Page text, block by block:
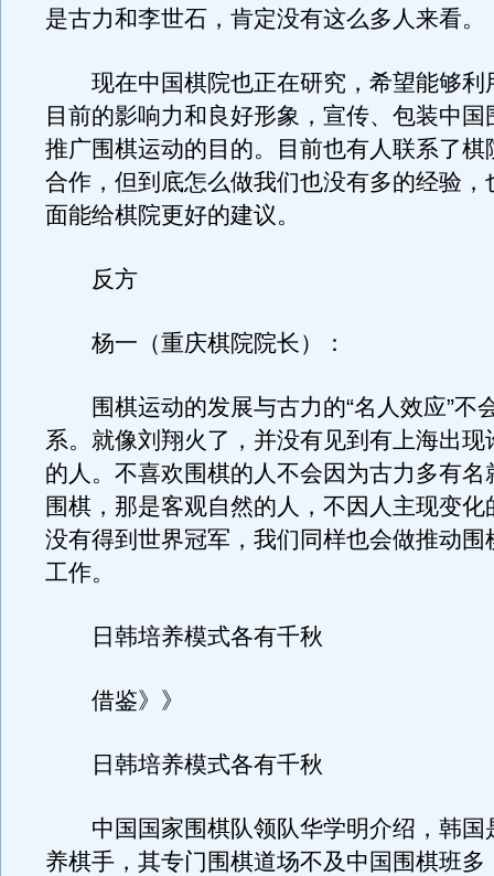
是古力和李世石，肯定没有这么多人来看。
现在中国棋院也正在研究，希望能够利
目前的影响力和良好形象，宣传、包装中国
推广围棋运动的目的。目前也有人联系了棋
合作，但到底怎么做我们也没有多的经验，
面能给棋院更好的建议。
反方
杨一（重庆棋院院长）：
围棋运动的发展与古力的“名人效应”不
系。就像刘翔火了，并没有见到有上海出现
的人。不喜欢围棋的人不会因为古力多有名
围棋，那是客观自然的人，不因人主现变化
没有得到世界冠军，我们同样也会做推动围
工作。
日韩培养模式各有千秋
借鉴》》
日韩培养模式各有千秋
中国国家围棋队领队华学明介绍，韩国
养棋手，其专门围棋道场不及中国围棋班多